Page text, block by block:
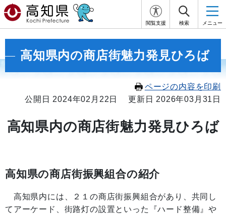
閲覧支援 検索 メニュー
高知県内の商店街魅力発見ひろば
ページの内容を印刷
公開日 2024年02月22日
更新日 2026年03月31日
高知県内の商店街魅力発見ひろば
高知県の商店街振興組合の紹介
高知県内には、２１の商店街振興組合があり、共同し
てアーケード、街路灯の設置といった『ハード整備』や